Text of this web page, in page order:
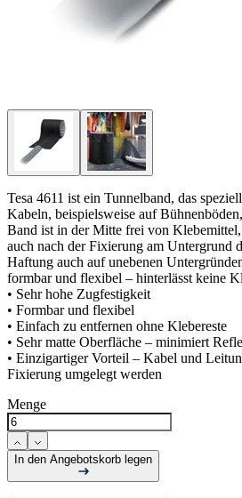
Tesa 4611 ist ein Tunnelband, das
Kabeln, beispielsweise auf
Band ist in der Mitte frei von
auch nach der Fixierung am Untergrund
Haftung auch auf unebenen
formbar und flexibel – hinterlässt keine
• Sehr hohe Zugfestigkeit
• Formbar und flexibel
• Einfach zu entfernen ohne Klebereste
• Sehr matte Oberfläche – minimiert
• Einzigartiger Vorteil – Kabel und
Fixierung umgelegt werden
Menge
In den Angebotskorb legen